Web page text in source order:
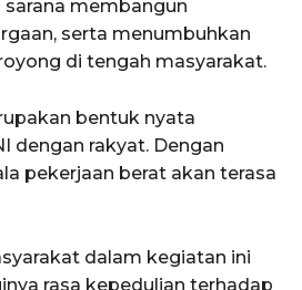
membangun
serta menumbuhkan
di tengah masyarakat.
bentuk nyata
dengan rakyat. Dengan
pekerjaan berat akan terasa
dalam kegiatan ini
rasa kepedulian terhadap